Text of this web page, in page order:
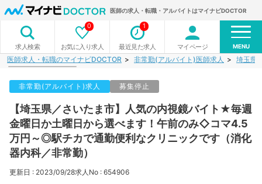
医師の求人・転職・アルバイトはマイナビDOCTOR
求人検索 お気に入り求人
0
最近見た求人
1
マイページ MENU
医師求人・転職のマイナビDOCTOR 非常勤(アルバイト)医師求人 埼玉県
非常勤(アルバイト)求人 募集停止
【埼玉県／さいたま市】人気の内視鏡バイト★毎週
金曜日か土曜日から選べます！午前のみ◇コマ4.5
万円～◎駅チカで通勤便利なクリニックです（消化
器内科／非常勤）
更新日 : 2023/09/28求人No : 654906